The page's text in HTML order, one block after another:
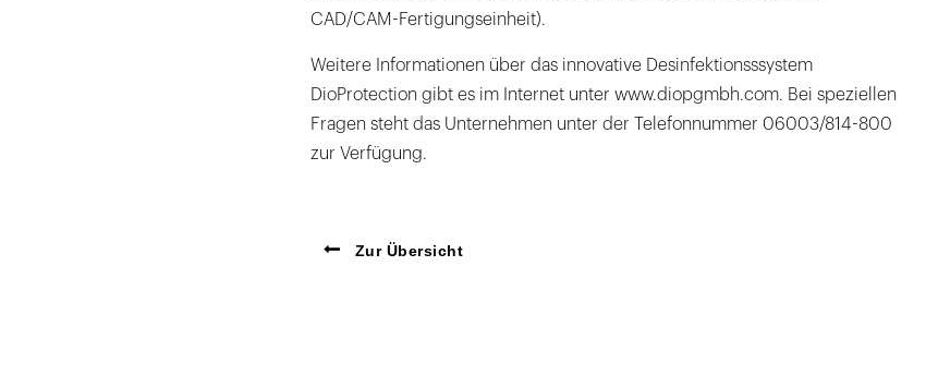
CAD/CAM-Fertigungseinheit).
Weitere Informationen über das innovative Desinfektionsssystem
DioProtection gibt es im Internet unter www.diopgmbh.com. Bei speziellen
Fragen steht das Unternehmen unter der Telefonnummer 06003/814-800
zur Verfügung.
Zur Übersicht